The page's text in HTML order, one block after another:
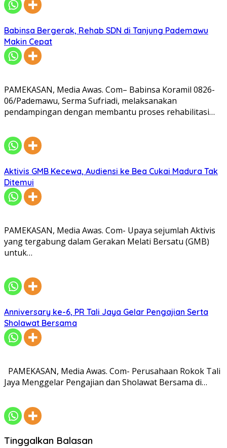
Babinsa Bergerak, Rehab SDN di Tanjung Pademawu
Makin Cepat
PAMEKASAN, Media Awas. Com– Babinsa Koramil 0826-
06/Pademawu, Serma Sufriadi, melaksanakan
pendampingan dengan membantu proses rehabilitasi…
Aktivis GMB Kecewa, Audiensi ke Bea Cukai Madura Tak
Ditemui
PAMEKASAN, Media Awas. Com- Upaya sejumlah Aktivis
yang tergabung dalam Gerakan Melati Bersatu (GMB)
untuk…
Anniversary ke-6, PR Tali Jaya Gelar Pengajian Serta
Sholawat Bersama
PAMEKASAN, Media Awas. Com- Perusahaan Rokok Tali
Jaya Menggelar Pengajian dan Sholawat Bersama di…
Tinggalkan Balasan